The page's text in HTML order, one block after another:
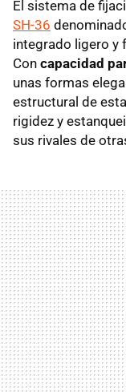
El sistema de
SH-36
integrado ligero y
Con capacidad
unas formas
estructural de
rigidez y
sus rivales de